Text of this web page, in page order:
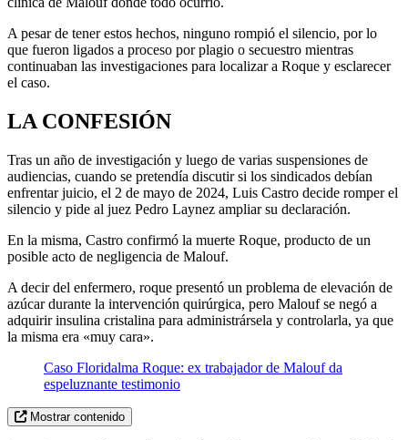
A pesar de tener estos hechos, ninguno rompió el silencio, por lo
que fueron ligados a proceso por plagio o secuestro mientras
continuaban las investigaciones para localizar a Roque y esclarecer
el caso.
LA CONFESIÓN
Tras un año de investigación y luego de varias suspensiones de
audiencias, cuando se pretendía discutir si los sindicados debían
enfrentar juicio, el 2 de mayo de 2024, Luis Castro decide romper el
silencio y pide al juez Pedro Laynez ampliar su declaración.
En la misma, Castro confirmó la muerte Roque, producto de un
posible acto de negligencia de Malouf.
A decir del enfermero, roque presentó un problema de elevación de
azúcar durante la intervención quirúrgica, pero Malouf se negó a
adquirir insulina cristalina para administrársela y controlarla, ya que
la misma era «muy cara».
Caso Floridalma Roque: ex trabajador de Malouf da
espeluznante testimonio
Mostrar contenido